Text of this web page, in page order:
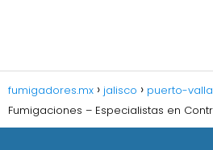
fumigadores.mx jalisco puerto-
Fumigaciones – Especialistas en